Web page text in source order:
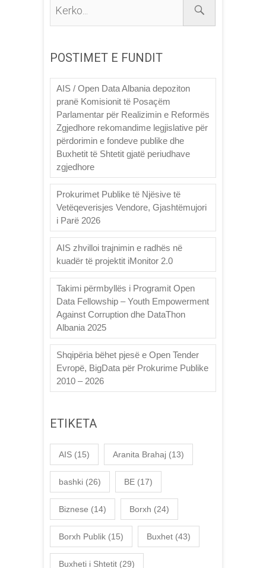
POSTIMET E FUNDIT
AIS / Open Data Albania depoziton
pranë Komisionit të Posaçëm
Parlamentar për Realizimin e Reformës
Zgjedhore rekomandime legjislative për
përdorimin e fondeve publike dhe
Buxhetit të Shtetit gjatë periudhave
zgjedhore
Prokurimet Publike të Njësive të
Vetëqeverisjes Vendore, Gjashtëmujori
i Parë 2026
AIS zhvilloi trajnimin e radhës në
kuadër të projektit iMonitor 2.0
Takimi përmbyllës i Programit Open
Data Fellowship – Youth Empowerment
Against Corruption dhe DataThon
Albania 2025
Shqipëria bëhet pjesë e Open Tender
Evropë, BigData për Prokurime Publike
2010 – 2026
ETIKETA
AIS (15) Aranita Brahaj (13)
bashki (26) BE (17)
Biznese (14) Borxh (24)
Borxh Publik (15) Buxhet (43)
Buxheti i Shtetit (29)